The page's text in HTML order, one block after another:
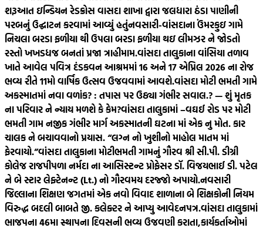
શરૂઆત ઇન્ડિયન રેડક્રોસ વાસદા શાખા દ્વારા જલધારા ઠંડા પાણીની
પરબનું ઉદ્ઘાટન કરવામાં આવ્યું હતુંનવસારી-વાંસદાના ઉંમરકુઇ ગામે
નિચલા બરડા ફળીયા થી ઉપલા બરડા ફળીયા થઇ લીમઝર ને જોડતો
રસ્તો ખખડધજ બનતાં પ્રજા ત્રાહીમામ.વાંસદા તાલુકાના વાંસિયા તળાવ
ખાતે આવેલ પવિત્ર દંડકવન આશ્રમમાં 16 અને 17 એપ્રિલ 2026 ના રોજ
ભવ્ય રીતે 11મો વાર્ષિક ઉત્સવ ઉજવવામાં આવશે.વાંસદા મોટી ભમતી ગામે
અકસ્માતમાં નવા વળાંક? : તપાસ પર ઉઠ્યા ગંભીર સવાલ.? — શું મૃતક
ના પરિવાર ને ન્યાય મળશે કે કેમ?વાંસદા તાલુકામાં –વઘઈ રોડ પર મોટી
ભમતી ગામ નજીક ગંભીર માર્ગ અકસ્માતની ઘટના માં એક નુ મોત. કાર
ચાલક ને બચાવવાનો પ્રયાસ. “લગ્ન નો ખુશીનો માહોલ માતમ માં
ફેરવાયો.”વાંસદા તાલુકાના મોટીભમતી ગામનું ગૌરવ શ્રી સી.પી. ડીગ્રી
કોલેજ રાજપીપળા નર્મદા ના આસિસ્ટન્ટ પ્રોફેસર ડૉ. વિજયભાઈ ડી. પટેલ
ને બે સ્ટાર લેફ્ટેનન્ટ (Lt.) નો ગૌરવમય દરજ્જો અપાયો.નવસારી
જિલ્લાના શિક્ષણ જગતમાં એક નવો વિવાદ શાળાના બે શિક્ષકોની નિયમ
વિરુદ્ધ બદલી બાબતે જી. કલેક્ટર ને આપ્યુ આવેદનપત્ર.વાંસદા તાલુકામાં
ભાજપના 46મા સ્થાપના દિવસની ભવ્ય ઉજવણી કરાતા,કાર્યકર્તાઓમાં